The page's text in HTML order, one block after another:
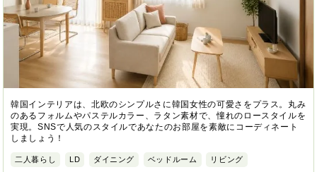
韓国インテリアは、北欧のシンプルさに韓国女性の可愛さをプラス。丸み
のあるフォルムやパステルカラー、ラタン素材で、憧れのロースタイルを
実現。SNSで人気のスタイルであなたのお部屋を素敵にコーディネート
しましょう！
二人暮らし LD ダイニング ベッドルーム リビング